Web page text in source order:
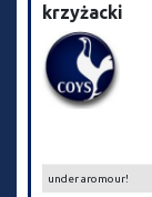
krzyżacki
under aromour!